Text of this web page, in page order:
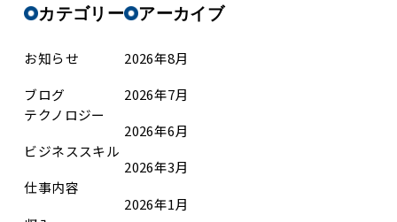
カテゴリー
お知らせ
ブログ
テクノロジー
ビジネススキル
仕事内容
アーカイブ
2026年8月
2026年7月
2026年6月
2026年3月
2026年1月